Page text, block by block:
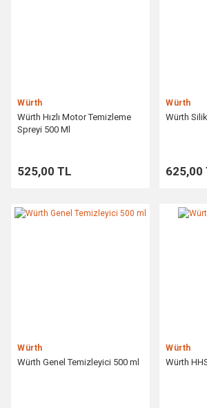
Würth
Würth Hızlı Motor Temizleme
Spreyi 500 Ml
525,00 TL
Würth
Würth
625,00
Würth
Würth Genel Temizleyici 500 ml
Würth
Würth